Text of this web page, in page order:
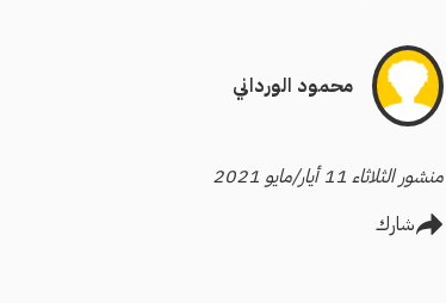
محمود الورداني
منشور الثلاثاء 11 أيار/مايو 2021
شارك